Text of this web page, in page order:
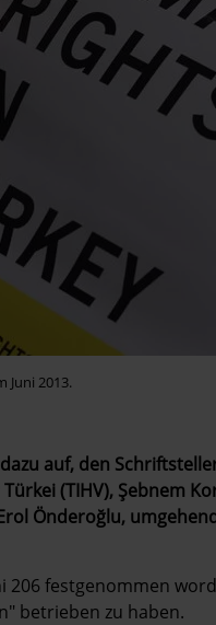
2013.
auf, den
(TIHV), Şebnem
Önderoğlu,
206 festgenommen
betrieben zu haben.